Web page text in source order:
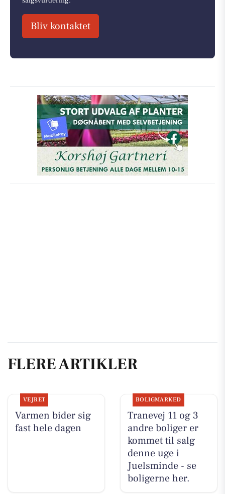
Bliv kontaktet
FLERE ARTIKLER
VEJRET
Varmen bider sig
fast hele dagen
BOLIGMARKED
Tranevej 11 og 3
andre boliger er
kommet til salg
denne uge i
Juelsminde - se
boligerne her.